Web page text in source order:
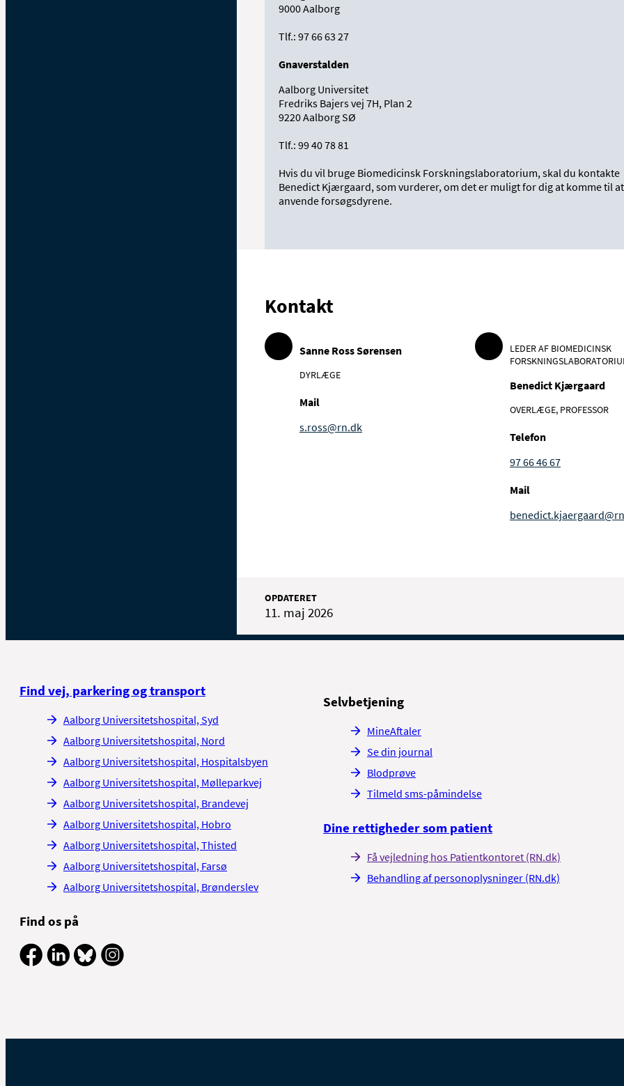
9000 Aalborg
Tlf.: 97 66 63 27
Gnaverstalden
Aalborg Universitet
Fredriks Bajers vej 7H, Plan 2
9220 Aalborg SØ
Tlf.: 99 40 78 81
Hvis du vil bruge Biomedicinsk Forskningslaboratorium, skal du kontakte
Benedict Kjærgaard, som vurderer, om det er muligt for dig at komme til at
anvende forsøgsdyrene.
Kontakt
Sanne Ross Sørensen
DYRLÆGE
Mail
s.ross@rn.dk
LEDER AF BIOMEDICINSK
Benedict Kjærgaard
OVERLÆGE, PROFESSOR
Telefon
97 66 46 67
Mail
OPDATERET
11. maj 2026
Find vej, parkering og transport
Aalborg Universitetshospital, Syd
Aalborg Universitetshospital, Nord
Aalborg Universitetshospital, Hospitalsbyen
Aalborg Universitetshospital, Mølleparkvej
Aalborg Universitetshospital, Brandevej
Aalborg Universitetshospital, Hobro
Aalborg Universitetshospital, Thisted
Aalborg Universitetshospital, Farsø
Aalborg Universitetshospital, Brønderslev
Find os på
Selvbetjening
MineAftaler
Se din journal
Blodprøve
Tilmeld sms-påmindelse
Dine rettigheder som patient
Få vejledning hos Patientkontoret (RN.dk)
Behandling af personoplysninger (RN.dk)